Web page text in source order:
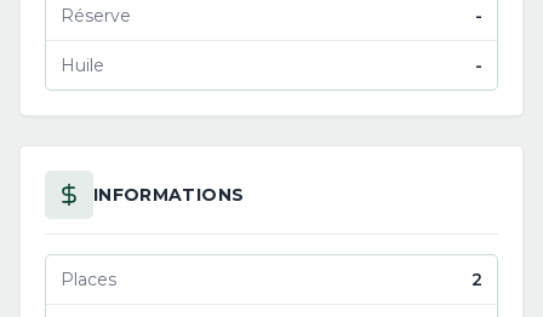
Réserve -
Huile -
INFORMATIONS
Places 2